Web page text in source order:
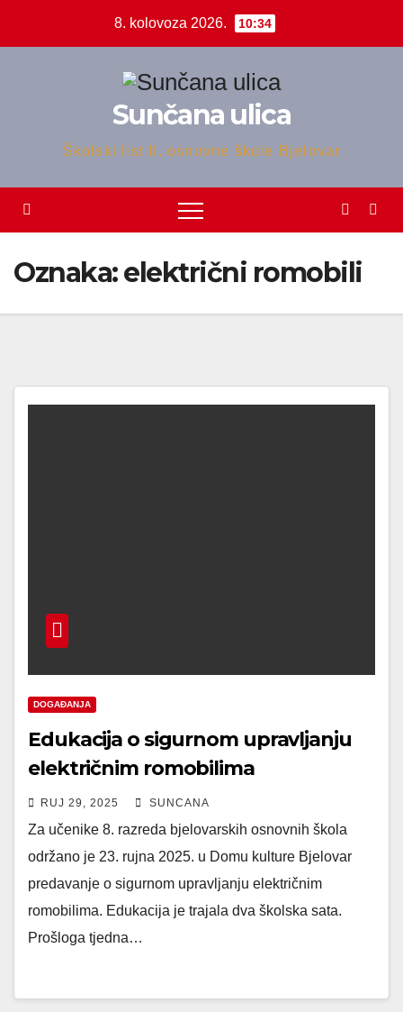
8. kolovoza 2026. 10:34
Sunčana ulica
Školski list II. osnovne škole Bjelovar
Oznaka:električni romobili
DOGAĐANJA
Edukacija o sigurnom upravljanju
električnim romobilima
RUJ 29, 2025 SUNCANA
Za učenike 8. razreda bjelovarskih osnovnih škola
održano je 23. rujna 2025. u Domu kulture Bjelovar
predavanje o sigurnom upravljanju električnim
romobilima. Edukacija je trajala dva školska sata.
Prošloga tjedna…